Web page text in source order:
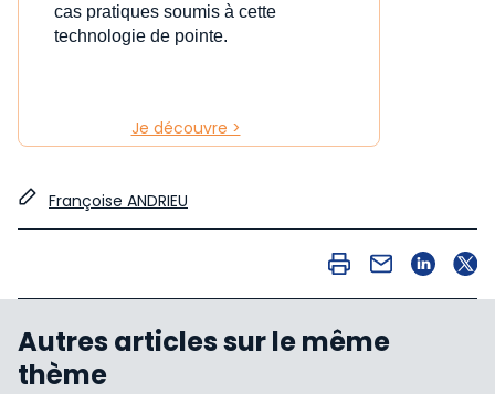
cas pratiques soumis à cette
technologie de pointe.
Je découvre >
Françoise ANDRIEU
Autres articles sur le même
thème